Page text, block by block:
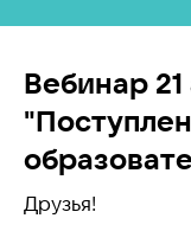
Вебинар 21
Друзья!